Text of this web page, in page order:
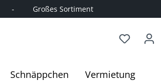
-         Großes Sortiment
Schnäppchen Vermietung